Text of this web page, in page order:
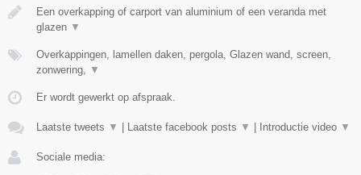
Een overkapping of carport van aluminium of een veranda met
glazen ▼
Overkappingen, lamellen daken, pergola, Glazen wand, screen,
zonwering, ▼
Er wordt gewerkt op afspraak.
Laatste tweets ▼ Laatste facebook posts ▼ Introductie video ▼
Sociale media: